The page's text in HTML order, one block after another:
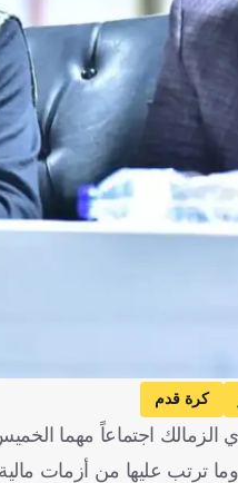
كرة قدم
اجتماعاً مهما
ترتب عليها من أزمات